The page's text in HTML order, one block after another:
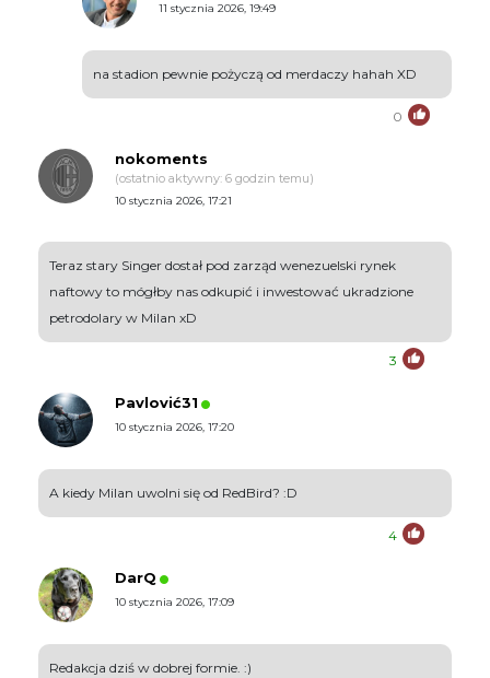
11 stycznia 2026, 19:49
na stadion pewnie pożyczą od merdaczy hahah XD
0
nokoments
(ostatnio aktywny: 6 godzin temu)
10 stycznia 2026, 17:21
Teraz stary Singer dostał pod zarząd wenezuelski rynek
naftowy to mógłby nas odkupić i inwestować ukradzione
petrodolary w Milan xD
3
Pavlović31
10 stycznia 2026, 17:20
A kiedy Milan uwolni się od RedBird? :D
4
DarQ
10 stycznia 2026, 17:09
Redakcja dziś w dobrej formie. :)